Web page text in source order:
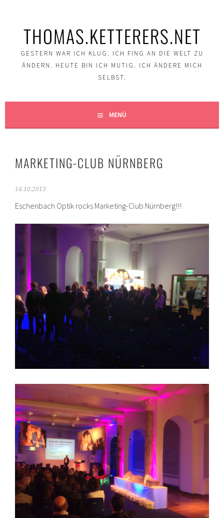
THOMAS.KETTERERS.NET
GESTERN WAR ICH KLUG. ICH FING AN DIE WELT ZU
ÄNDERN. HEUTE BIN ICH MUTIG. ICH ÄNDERE MICH
SELBST.
MENÜ
MARKETING-CLUB NÜRNBERG
14.10.2013
Eschenbach Optik rocks Marketing-Club Nürnberg!!!